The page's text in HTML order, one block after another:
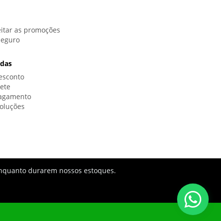
as promoções
durarem nossos estoques.